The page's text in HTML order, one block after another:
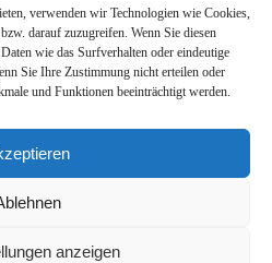
verwenden wir Technologien wie Cookies,
darauf zuzugreifen. Wenn Sie diesen
wie das Surfverhalten oder eindeutige
Sie Ihre Zustimmung nicht erteilen oder
und Funktionen beeinträchtigt werden.
anzeigen